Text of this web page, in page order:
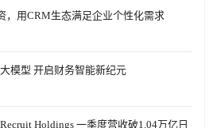
，用CRM生态满足企业个性化需求
模型 开启财务智能新纪元
Holdings 一季度营收破1.04万亿日